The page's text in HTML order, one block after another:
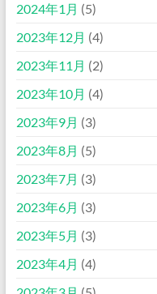
2024年1月 (5)
2023年12月 (4)
2023年11月 (2)
2023年10月 (4)
2023年9月 (3)
2023年8月 (5)
2023年7月 (3)
2023年6月 (3)
2023年5月 (3)
2023年4月 (4)